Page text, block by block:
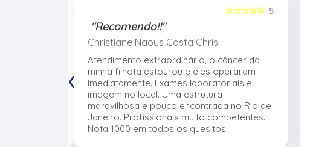
5
☆☆☆☆☆
"Recomendo!!"
Christiane Naous Costa Chris
Atendimento extraordinário, o câncer da
minha filhota estourou e eles operaram
imediatamente. Exames laboratoriais e
imagem no local. Uma estrutura
maravilhosa e pouco encontrada no Rio de
Janeiro. Profissionais muito competentes.
Nota 1000 em todos os quesitos!
‹